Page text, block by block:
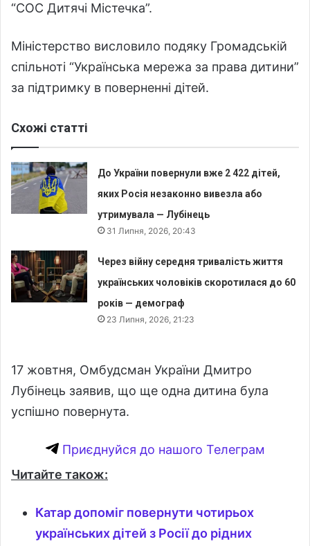
“СОС Дитячі Містечка”.
Міністерство висловило подяку Громадській
спільноті “Українська мережа за права дитини”
за підтримку в поверненні дітей.
Схожі статті
До України повернули вже 2 422 дітей,
яких Росія незаконно вивезла або
утримувала — Лубінець
31 Липня, 2026, 20:43
Через війну середня тривалість життя
українських чоловіків скоротилася до 60
років — демограф
23 Липня, 2026, 21:23
17 жовтня, Омбудсман України Дмитро
Лубінець заявив, що ще одна дитина була
успішно повернута.
Приєднуйся до нашого Телеграм
Читайте також:
Катар допоміг повернути чотирьох
українських дітей з Росії до рідних